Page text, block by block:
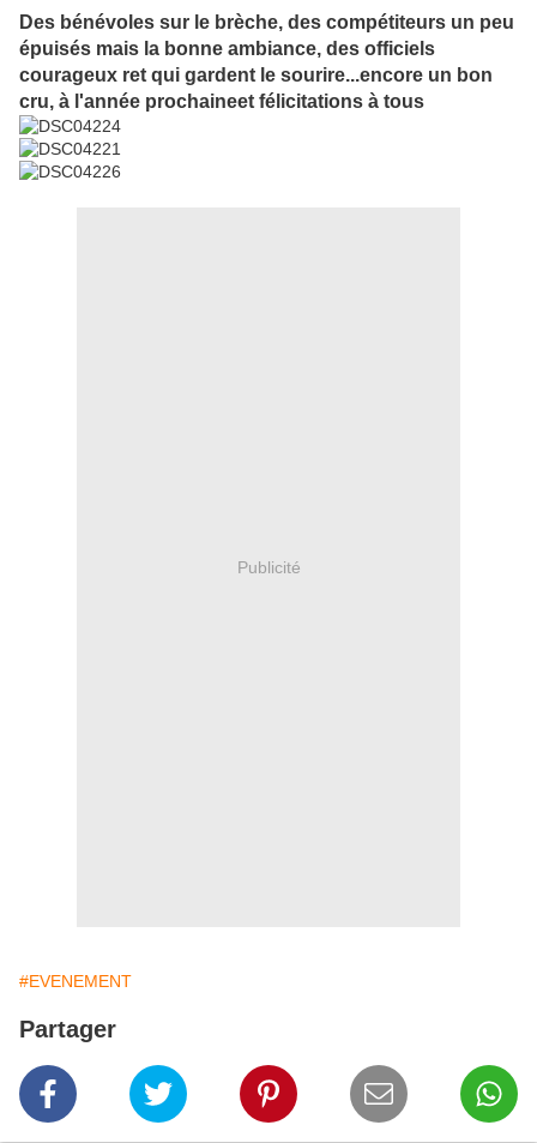
Des bénévoles sur le brèche, des compétiteurs un peu
épuisés mais la bonne ambiance, des officiels
courageux ret qui gardent le sourire...encore un bon
cru, à l'année prochaineet félicitations à tous
Publicité
#EVENEMENT
Partager